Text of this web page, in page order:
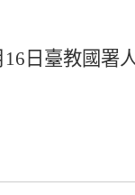
16 日臺教國署